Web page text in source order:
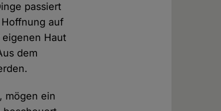
passiert
auf
Haut
dem
mögen ein